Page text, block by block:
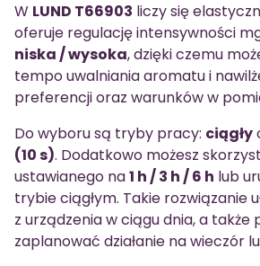
W LUND T66903 liczy się
oferuje regulację intensywności
niska / wysoka, dzięki czemu
tempo uwalniania aromatu i
preferencji oraz warunków w
Do wyboru są tryby pracy: ciągły
(10 s). Dodatkowo możesz
ustawianego na1 h / 3 h / 6 h lub
trybie ciągłym. Takie rozwiązanie
z urządzenia w ciągu dnia, a także
zaplanować działanie na wieczór